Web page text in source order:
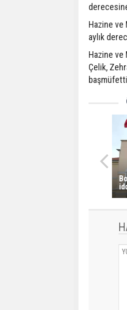
Hazine ve
aylık
Hazine ve
Çelik,